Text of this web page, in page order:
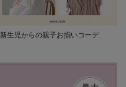
新生児からの親子お揃いコーデ